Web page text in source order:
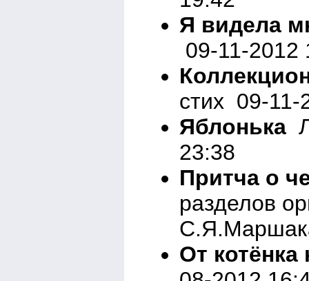
Я видела
09-11-2012
стих 09-11-
Яблонька
23:38
Притча о
разделов
От